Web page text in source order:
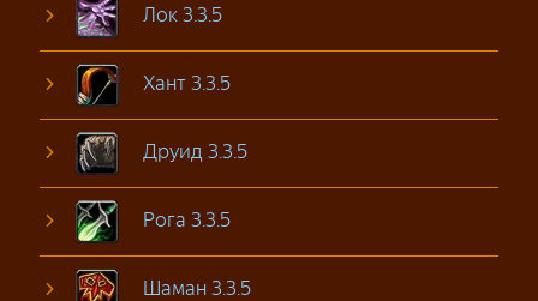
Лок 3.3.5
Хант 3.3.5
Друид 3.3.5
Рога 3.3.5
Шаман 3.3.5